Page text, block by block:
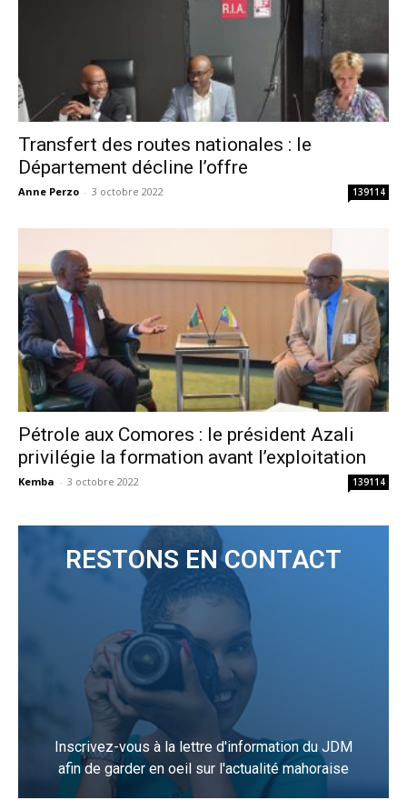
Transfert des routes nationales : le
Département décline l’offre
Anne Perzo - 3 octobre 2022 139114
Pétrole aux Comores : le président Azali
privilégie la formation avant l’exploitation
Kemba - 3 octobre 2022 139114
RESTONS EN CONTACT
Inscrivez-vous à la lettre d'information du JDM
afin de garder en oeil sur l'actualité mahoraise